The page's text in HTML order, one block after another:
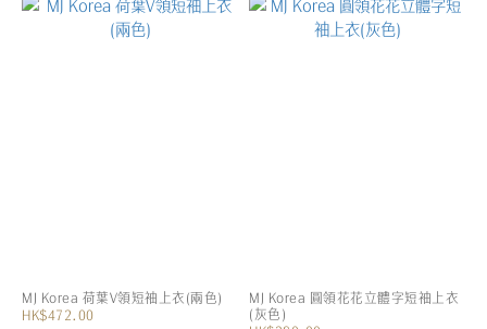
MJ Korea 荷葉V領短袖上衣(兩色)
HK$472.00
MJ Korea 圓領花花立體字短袖上衣
(灰色)